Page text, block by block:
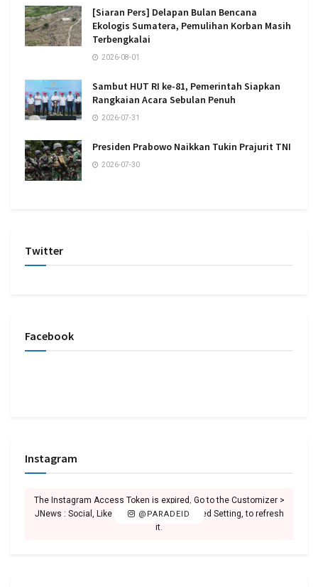
[Siaran Pers] Delapan Bulan Bencana
Ekologis Sumatera, Pemulihan Korban Masih
Terbengkalai
2026-08-01
Sambut HUT RI ke-81, Pemerintah Siapkan
Rangkaian Acara Sebulan Penuh
2026-07-31
Presiden Prabowo Naikkan Tukin Prajurit TNI
2026-07-30
Twitter
Facebook
Instagram
@PARADEID
The Instagram Access Token is expired, Go to the Customizer >
JNews : Social, Like & View > Instagram Feed Setting, to refresh
it.